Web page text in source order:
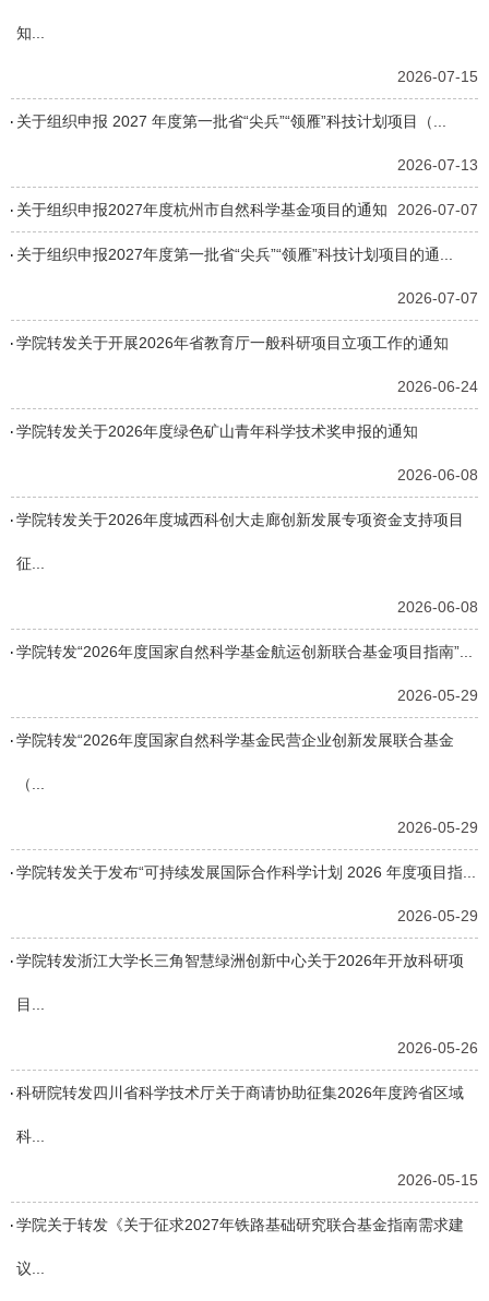
知...
2026-07-15
关于组织申报 2027 年度第一批省“尖兵”“领雁”科技计划项目（...
2026-07-13
关于组织申报2027年度杭州市自然科学基金项目的通知 2026-07-07
关于组织申报2027年度第一批省“尖兵”“领雁”科技计划项目的通...
2026-07-07
学院转发关于开展2026年省教育厅一般科研项目立项工作的通知
2026-06-24
学院转发关于2026年度绿色矿山青年科学技术奖申报的通知
2026-06-08
学院转发关于2026年度城西科创大走廊创新发展专项资金支持项目
征...
2026-06-08
学院转发“2026年度国家自然科学基金航运创新联合基金项目指南”...
2026-05-29
学院转发“2026年度国家自然科学基金民营企业创新发展联合基金
（...
2026-05-29
学院转发关于发布“可持续发展国际合作科学计划 2026 年度项目指...
2026-05-29
学院转发浙江大学长三角智慧绿洲创新中心关于2026年开放科研项
目...
2026-05-26
科研院转发四川省科学技术厅关于商请协助征集2026年度跨省区域
科...
2026-05-15
学院关于转发《关于征求2027年铁路基础研究联合基金指南需求建
议...